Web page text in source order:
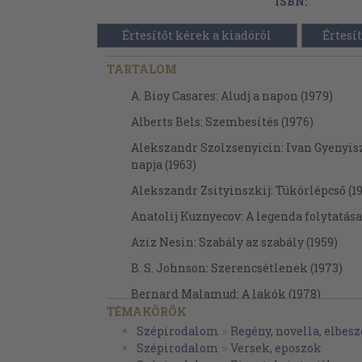
Értesítőt kérek a kiadóról
TARTALOM
A. Bioy Casares: Aludj a napon (1979)
Alberts Bels: Szembesítés (1976)
Alekszandr Szolzsenyicin: Ivan
napja (1963)
Alekszandr Zsityinszkij: Tükörlépcső
Anatolij Kuznyecov: A legenda folytatása
Aziz Nesin: Szabály az szabály (1959)
B. S. Johnson: Szerencsétlenek (1973)
Bernard Malamud: A lakók (1978)
Bernard Malamud: A segéd
Bernard Malamud: Isteni kegyelem
TÉMAKÖRÖK
Szépirodalom > Regény, novella,
Szépirodalom > Versek, eposzok